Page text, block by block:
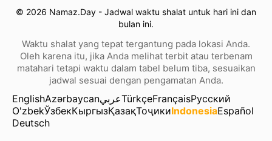
© 2026 Namaz.Day - Jadwal waktu shalat untuk hari ini dan
bulan ini.
Waktu shalat yang tepat tergantung pada lokasi Anda.
Oleh karena itu, jika Anda melihat terbit atau terbenam
matahari tetapi waktu dalam tabel belum tiba, sesuaikan
jadwal sesuai dengan pengamatan Anda.
EnglishAzərbaycanعربيTürkçeFrançaisРусский
O'zbekЎзбекКыргызҚазақТоҷикиIndonesiaEspañol
Deutsch